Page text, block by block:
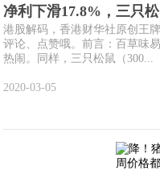
净利下滑17.8%，三只
港股解码，香港财华社原创王
评论、点赞哦。前言：百草味
热闹。同样，三只松鼠（300...
2020-03-05